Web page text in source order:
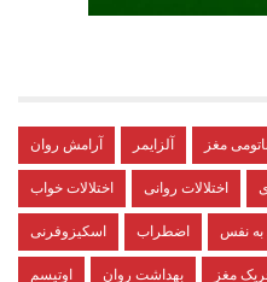
آرامش روان آلزایمر مغز
اختلالات خواب اختلالات روانی
اسکیزوفرنی اضطراب به نفس
اوتیسم بهداشت روان مغز